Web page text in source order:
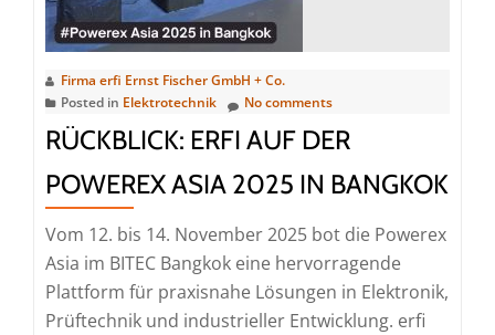
Firma erfi Ernst Fischer GmbH + Co.
Posted in Elektrotechnik No comments
RÜCKBLICK: ERFI AUF DER
POWEREX ASIA 2025 IN BANGKOK
Vom 12. bis 14. November 2025 bot die Powerex
Asia im BITEC Bangkok eine hervorragende
Plattform für praxisnahe Lösungen in Elektronik,
Prüftechnik und industrieller Entwicklung. erfi